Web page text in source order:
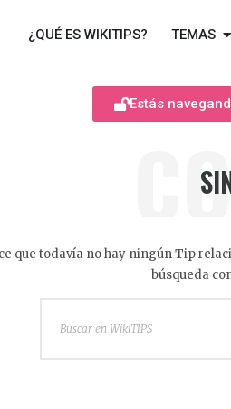
de
¿QUÉ ES WIKITIPS? TEMAS
Estás
que todavía no hay ningún Tip
búsqueda